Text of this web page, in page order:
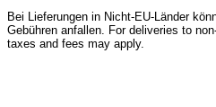
Bei Lieferungen in Nicht-EU-Länder
Gebühren anfallen. For deliveries to
taxes and fees may apply.